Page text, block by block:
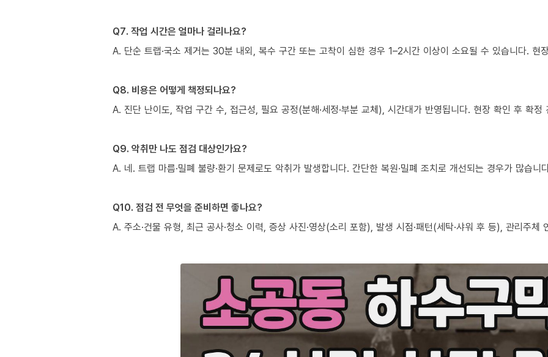
Q7. 작업 시간은 얼마나 걸리나요?
A. 단순 트랩·국소 제거는 30분 내외, 복수 구간 또는 고착이 심한 경우 1–2시간 이상이 소요될 수 있습니다. 현
Q8. 비용은 어떻게 책정되나요?
A. 진단 난이도, 작업 구간 수, 접근성, 필요 공정(분해·세정·부분 교체), 시간대가 반영됩니다. 현장 확인 후 확정
Q9. 악취만 나도 점검 대상인가요?
A. 네. 트랩 마름·밀폐 불량·환기 문제로도 악취가 발생합니다. 간단한 복원·밀폐 조치로 개선되는 경우가 많습니
Q10. 점검 전 무엇을 준비하면 좋나요?
A. 주소·건물 유형, 최근 공사·청소 이력, 증상 사진·영상(소리 포함), 발생 시점·패턴(세탁·샤워 후 등), 관리주체